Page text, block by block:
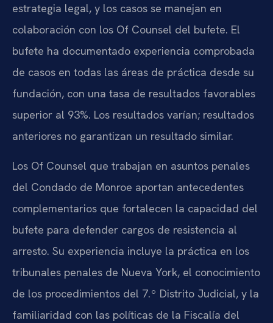
estrategia legal, y los casos se manejan en
colaboración con los Of Counsel del bufete. El
bufete ha documentado experiencia comprobada
de casos en todas las áreas de práctica desde su
fundación, con una tasa de resultados favorables
superior al 93%. Los resultados varían; resultados
anteriores no garantizan un resultado similar.
Los Of Counsel que trabajan en asuntos penales
del Condado de Monroe aportan antecedentes
complementarios que fortalecen la capacidad del
bufete para defender cargos de resistencia al
arresto. Su experiencia incluye la práctica en los
tribunales penales de Nueva York, el conocimiento
de los procedimientos del 7.º Distrito Judicial, y la
familiaridad con las políticas de la Fiscalía del